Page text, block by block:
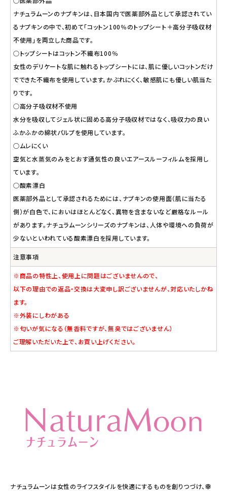
ナチュラムーンのナプキンは、日本国内で医薬部外品として承認されてい
るナプキンの中で、初めて「コットン100％のトップシート＋高分子吸収材
不使用」を両立した商品です。
○トップシートはコットン不織布100％
女性のデリケートな肌に触れるトップシートには、肌に優しいコットンだけ
でできた不織布を使用しています。かぶれにくく、敏感肌にも優しい肌当た
りです。
○高分子吸収材不使用
水分を吸収してジェル状に固める高分子吸収材ではなく、吸収力の良い
ふかふかの綿状パルプを使用しています。
○ムレにくい
空気と水蒸気のみをとおす通気性の良いエアースルーフィルムを採用し
ています。
○酸素漂白
医薬部外品として承認されるためには、ナプキンの使用面（肌に当たる
側）が白色で、においはほとんどなく、異物を含まないなど厳格なルール
があります。ナチュラムーンシリーズのナプキンは、人体や環境への負荷が
少ないといわれている酸素漂白を採用しています。
注意事項
※商品の特性上、使用上に問題はございませんので、
以下の理由での返品・交換は大変申し訳ございませんが、対応いたしかね
ます。
※外装にしわがある
※匂いが気になる（無香料ですが、無臭ではございません）
ご理解いただいた上で、お買い上げください。
ナチュラムーンは女性のライフスタイルを快適にするものを創りつづけ、幸